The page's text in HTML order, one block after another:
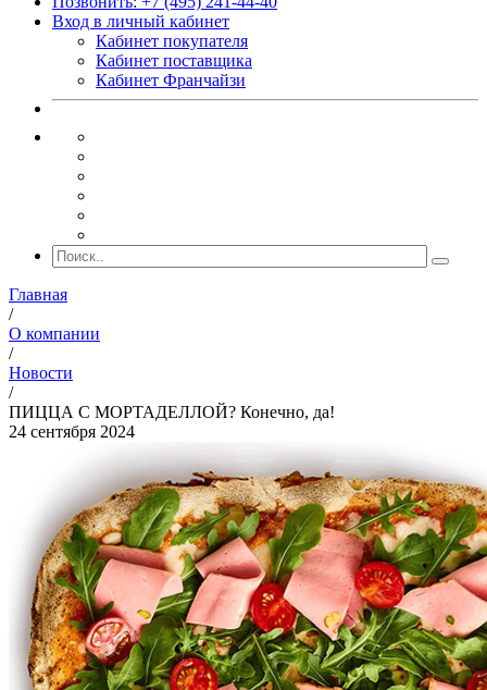
Вход в личный кабинет
Кабинет покупателя
Кабинет поставщика
Кабинет Франчайзи
Главная
/
О компании
/
Новости
/
ПИЦЦА С МОРТАДЕЛЛОЙ? Конечно, да!
24 сентября 2024